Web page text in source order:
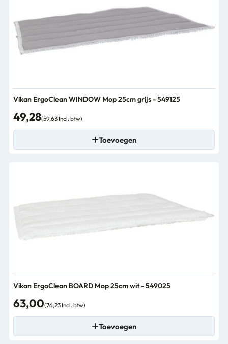
Vikan ErgoClean WINDOW Mop 25cm grijs - 549125
49,28(59,63 Incl. btw)
Toevoegen
Vikan ErgoClean BOARD Mop 25cm wit - 549025
63,00(76,23 Incl. btw)
Toevoegen